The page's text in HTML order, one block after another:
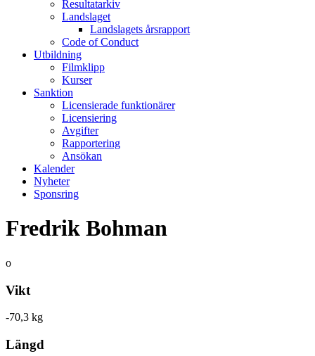
Resultatarkiv
Landslaget
Landslagets årsrapport
Code of Conduct
Utbildning
Filmklipp
Kurser
Sanktion
Licensierade funktionärer
Licensiering
Avgifter
Rapportering
Ansökan
Kalender
Nyheter
Sponsring
Fredrik Bohman
o
Vikt
-70,3 kg
Längd